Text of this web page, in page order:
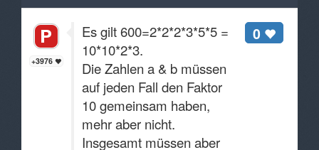
+3976
0
Es gilt 600=2*2*2*3*5*5 =
10*10*2*3.
Die Zahlen a & b müssen
auf jeden Fall den Faktor
10 gemeinsam haben,
mehr aber nicht.
Insgesamt müssen aber